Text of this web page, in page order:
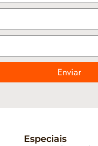
Enviar
Especiais